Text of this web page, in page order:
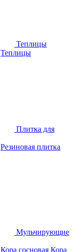
Теплицы
Теплицы
Плитка для
Резиновая плитка
Мульчирующие
Кора сосновая Кора